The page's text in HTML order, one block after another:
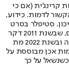
קרינג'ית (אם כי
לדמות. כידוע,
סטיפלר בסרט
מבוסס על תלמיד מהתיכון של הרץ בשם בריאן קרבס, שבשנת 2011 דקר
אדם למוות בפאב. ב-2016 הורשע ברצח מדרגה שנייה ובשנת 2022 מת
אכן מבוססת על
על כך